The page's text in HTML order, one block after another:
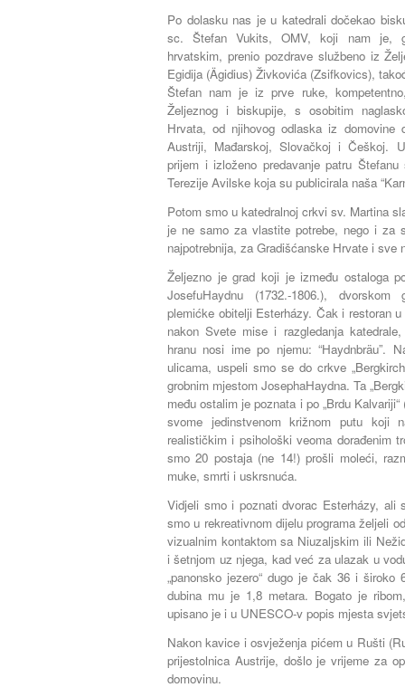
Po dolasku nas je u katedrali dočekao
sc. Štefan Vukits, OMV, koji nam je,
hrvatskim, prenio pozdrave službeno iz
Egidija (Ägidius) Živkovića (Zsifkovics),
Štefan nam je iz prve ruke,
Željeznog i biskupije, s osobitim
Hrvata, od njihovog odlaska iz domovine
Austriji, Mađarskoj, Slovačkoj i Češkoj.
prijem i izloženo predavanje patru
Terezije Avilske koja su publicirala naša
Potom smo u katedralnoj crkvi sv. Martina
je ne samo za vlastite potrebe, nego i za
najpotrebnija, za Gradišćanske Hrvate i sve
Željezno je grad koji je između ostaloga
JosefuHaydnu (1732.-1806.), dvorskom
plemićke obitelji Esterházy. Čak i restoran
nakon Svete mise i razgledanja
hranu nosi ime po njemu: “Haydnbräu”.
ulicama, uspeli smo se do crkve
grobnim mjestom JosephaHaydna. Ta
među ostalim je poznata i po „Brdu
svome jedinstvenom križnom putu koji
realističkim i psihološki veoma dorađenim
smo 20 postaja (ne 14!) prošli moleći,
muke, smrti i uskrsnuća.
Vidjeli smo i poznati dvorac Esterházy, ali
smo u rekreativnom dijelu programa željeli
vizualnim kontaktom sa Niuzaljskim ili
i šetnjom uz njega, kad već za ulazak u
„panonsko jezero“ dugo je čak 36 i
dubina mu je 1,8 metara. Bogato je
upisano je i u UNESCO-v popis mjesta
Nakon kavice i osvježenja pićem u Rušti
prijestolnica Austrije, došlo je vrijeme za
domovinu.